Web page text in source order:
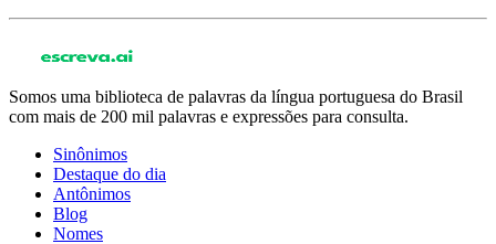
Somos uma biblioteca de palavras da língua portuguesa do Brasil
com mais de 200 mil palavras e expressões para consulta.
Sinônimos
Destaque do dia
Antônimos
Blog
Nomes